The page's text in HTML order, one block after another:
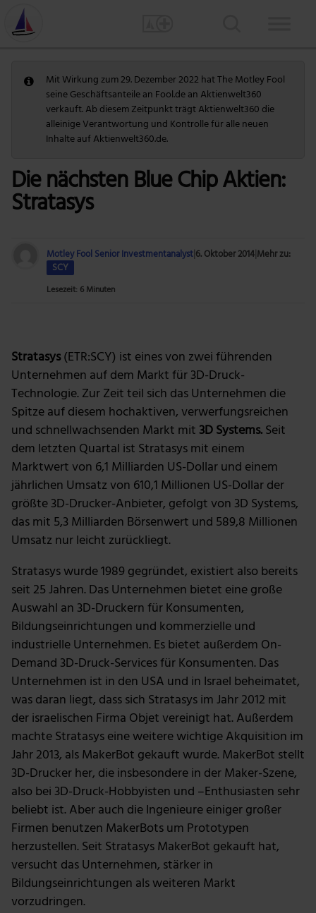
Mit Wirkung zum 29. Dezember 2022 hat The Motley Fool
seine Geschäftsanteile an Fool.de an Aktienwelt360
verkauft. Ab diesem Zeitpunkt trägt Aktienwelt360 die
alleinige Verantwortung und Kontrolle für alle neuen
Inhalte auf Aktienwelt360.de.
Die nächsten Blue Chip Aktien:
Stratasys
Motley Fool Senior Investmentanalyst6. Oktober 2014Mehr zu:
SCY
Lesezeit: 6 Minuten
Stratasys(ETR:SCY) ist eines von zwei führenden
Unternehmen auf dem Markt für 3D-Druck-
Technologie. Zur Zeit teil sich das Unternehmen die
Spitze auf diesem hochaktiven, verwerfungsreichen
und schnellwachsenden Markt mit 3D Systems.Seit
dem letzten Quartal ist Stratasys mit einem
Marktwert von 6,1 Milliarden US-Dollar und einem
jährlichen Umsatz von 610,1 Millionen US-Dollar der
größte 3D-Drucker-Anbieter, gefolgt von 3D Systems,
das mit 5,3 Milliarden Börsenwert und 589,8 Millionen
Umsatz nur leicht zurückliegt.
Stratasys wurde 1989 gegründet, existiert also bereits
seit 25 Jahren. Das Unternehmen bietet eine große
Auswahl an 3D-Druckern für Konsumenten,
Bildungseinrichtungen und kommerzielle und
industrielle Unternehmen. Es bietet außerdem On-
Demand 3D-Druck-Services für Konsumenten. Das
Unternehmen ist in den USA und in Israel beheimatet,
was daran liegt, dass sich Stratasys im Jahr 2012 mit
der israelischen Firma Objet vereinigt hat. Außerdem
machte Stratasys eine weitere wichtige Akquisition im
Jahr 2013, als MakerBot gekauft wurde. MakerBot stellt
3D-Drucker her, die insbesondere in der Maker-Szene,
also bei 3D-Druck-Hobbyisten und –Enthusiasten sehr
beliebt ist. Aber auch die Ingenieure einiger großer
Firmen benutzen MakerBots um Prototypen
herzustellen. Seit Stratasys MakerBot gekauft hat,
versucht das Unternehmen, stärker in
Bildungseinrichtungen als weiteren Markt
vorzudringen.